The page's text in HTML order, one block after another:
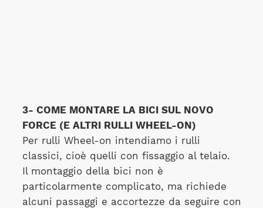
3- COME MONTARE LA BICI SUL NOVO
FORCE (E ALTRI RULLI WHEEL-ON)
Per rulli Wheel-on intendiamo i rulli
classici, cioè quelli con fissaggio al telaio.
Il montaggio della bici non è
particolarmente complicato, ma richiede
alcuni passaggi e accortezze da seguire con